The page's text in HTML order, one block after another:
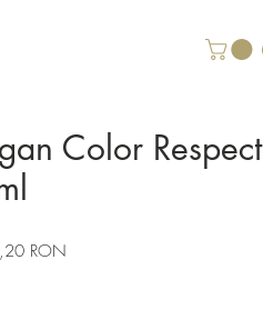
Color Respect
RON